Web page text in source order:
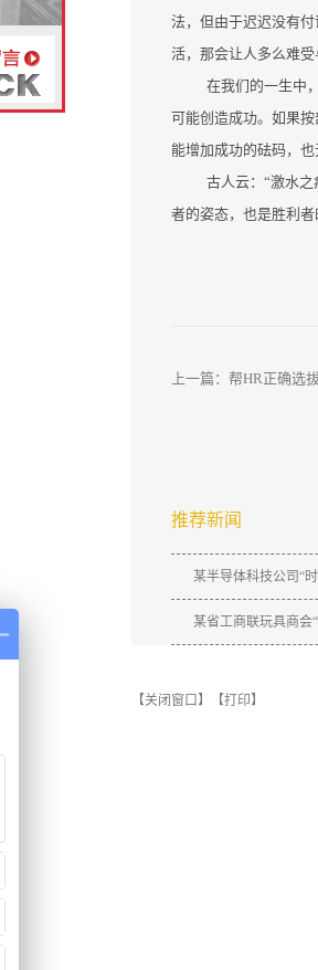
法，但由于迟迟没有
活，那会让人多么难受
在我们的一生中
可能创造成功。如果
能增加成功的砝码，也
古人云：“激水
者的姿态，也是胜利者
上一篇： 帮HR正确选
推荐新闻
某半导体科技公司“
某省工商联玩具商会
【关闭窗口】 【打印】